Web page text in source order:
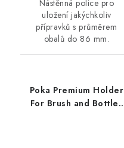
Nástěnná police pro
uložení jakýchkoliv
přípravků s průměrem
obalů do 86 mm.
Poka Premium Holder
For Brush and Bottles